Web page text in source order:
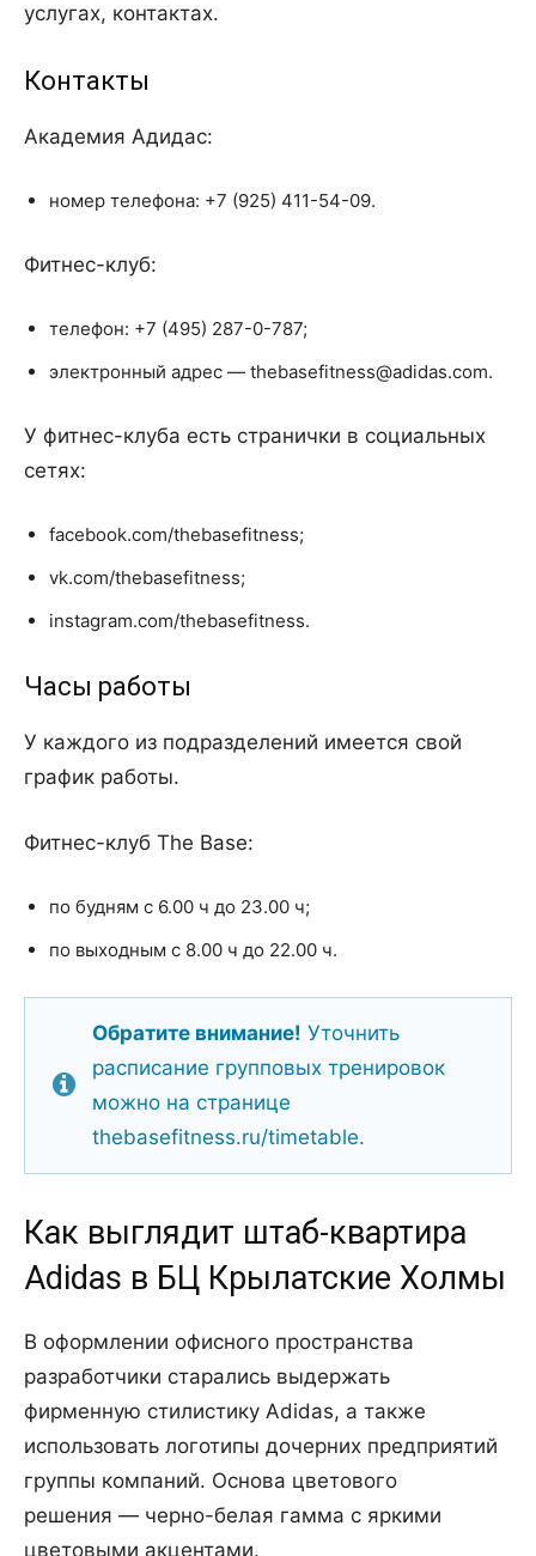
услугах, контактах.
Контакты
Академия Адидас:
номер телефона: +7 (925) 411-54-09.
Фитнес-клуб:
телефон: +7 (495) 287-0-787;
электронный адрес — thebasefitness@adidas.com.
У фитнес-клуба есть странички в социальных
сетях:
facebook.com/thebasefitness;
vk.com/thebasefitness;
instagram.com/thebasefitness.
Часы работы
У каждого из подразделений имеется свой
график работы.
Фитнес-клуб The Base:
по будням с 6.00 ч до 23.00 ч;
по выходным с 8.00 ч до 22.00 ч.
Обратите внимание! Уточнить
расписание групповых тренировок
можно на странице
thebasefitness.ru/timetable.
Как выглядит штаб-квартира
Adidas в БЦ Крылатские Холмы
В оформлении офисного пространства
разработчики старались выдержать
фирменную стилистику Adidas, а также
использовать логотипы дочерних предприятий
группы компаний. Основа цветового
решения — черно-белая гамма с яркими
цветовыми акцентами.